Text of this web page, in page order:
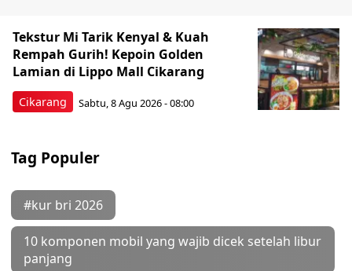
Cikarang
Tekstur Mi Tarik Kenyal & Kuah
Rempah Gurih! Kepoin Golden
Lamian di Lippo Mall Cikarang
Sabtu, 8 Agu 2026 - 08:00
Tag Populer
#kur bri 2026
10 komponen mobil yang wajib dicek setelah libur
panjang